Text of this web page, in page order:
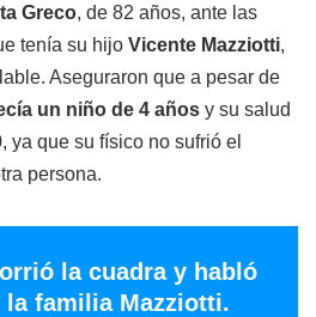
Greco, de 82 años, ante las
tenía su hijo Vicente Mazziotti,
Aseguraron que a pesar de
un niño de 4 años y su salud
ya que su físico no sufrió el
persona.
la cuadra y habló
la familia Mazziotti.